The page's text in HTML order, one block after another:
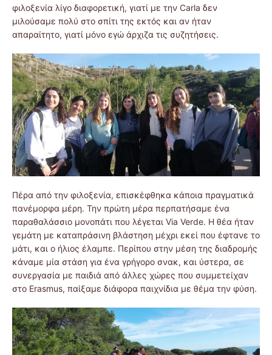
φιλοξενία λίγο διαφορετική, γιατί με την Carla δεν
μιλούσαμε πολύ στο σπίτι της εκτός και αν ήταν
απαραίτητο, γιατί μόνο εγώ άρχιζα τις συζητήσεις.
Πέρα από την φιλοξενία, επισκέφθηκα κάποια πραγματικά
πανέμορφα μέρη. Την πρώτη μέρα περπατήσαμε ένα
παραθαλάσσιο μονοπάτι που λέγεται Via Verde. Η θέα ήταν
γεμάτη με καταπράσινη βλάστηση μέχρι εκεί που έφτανε το
μάτι, και ο ήλιος έλαμπε. Περίπου στην μέση της διαδρομής
κάναμε μία στάση για ένα γρήγορο σνακ, και ύστερα, σε
συνεργασία με παιδιά από άλλες χώρες που συμμετείχαν
στο Erasmus, παίξαμε διάφορα παιχνίδια με θέμα την φύση.